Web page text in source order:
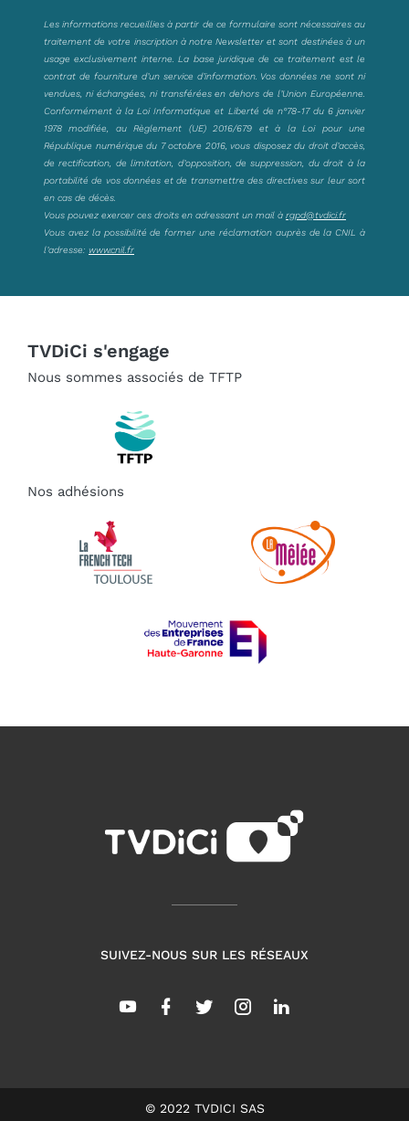
Les informations recueillies à partir de ce formulaire sont nécessaires au
traitement de votre inscription à notre Newsletter et sont destinées à un
usage exclusivement interne. La base juridique de ce traitement est le
contrat de fourniture d’un service d’information. Vos données ne sont ni
vendues, ni échangées, ni transférées en dehors de l’Union Européenne.
Conformément à la Loi Informatique et Liberté de n°78-17 du 6 janvier
1978 modifiée, au Règlement (UE) 2016/679 et à la Loi pour une
République numérique du 7 octobre 2016, vous disposez du droit d’accès,
de rectification, de limitation, d’opposition, de suppression, du droit à la
portabilité de vos données et de transmettre des directives sur leur sort
en cas de décès.
Vous pouvez exercer ces droits en adressant un mail à rgpd@tvdici.fr
Vous avez la possibilité de former une réclamation auprès de la CNIL à
l’adresse: www.cnil.fr
TVDiCi s'engage
Nous sommes associés de TFTP
Nos adhésions
SUIVEZ-NOUS SUR LES RÉSEAUX
© 2022 TVDICI SAS